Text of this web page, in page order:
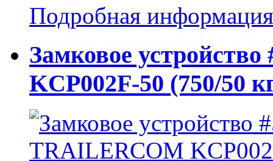
Подробная информация
Замковое
KCP002F-50 (750/50